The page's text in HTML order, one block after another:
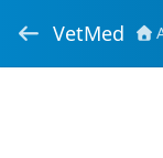
VetMed